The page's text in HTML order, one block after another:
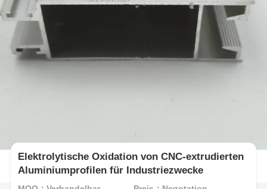
Elektrolytische Oxidation von CNC-extrudierten
Aluminiumprofilen für Industriezwecke